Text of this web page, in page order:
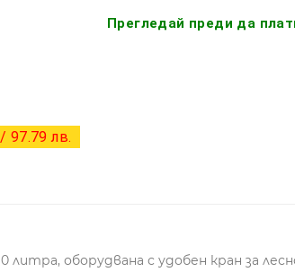
97.79 лв.
Прегледай преди да
оборудвана с удобен кран за